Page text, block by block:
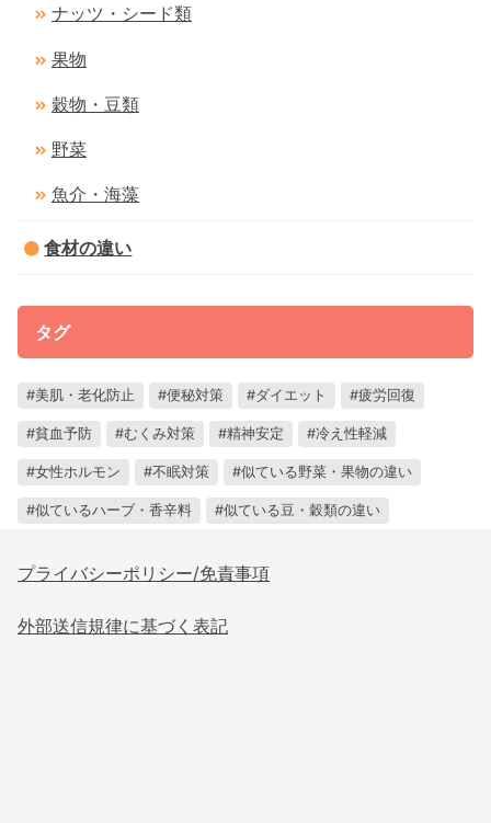
ナッツ・シード類
果物
穀物・豆類
野菜
魚介・海藻
食材の違い
タグ
美肌・老化防止 便秘対策 ダイエット 疲労回復
貧血予防 むくみ対策 精神安定 冷え性軽減
女性ホルモン 不眠対策 似ている野菜・果物の違い
似ているハーブ・香辛料 似ている豆・穀類の違い
プライバシーポリシー/免責事項
外部送信規律に基づく表記